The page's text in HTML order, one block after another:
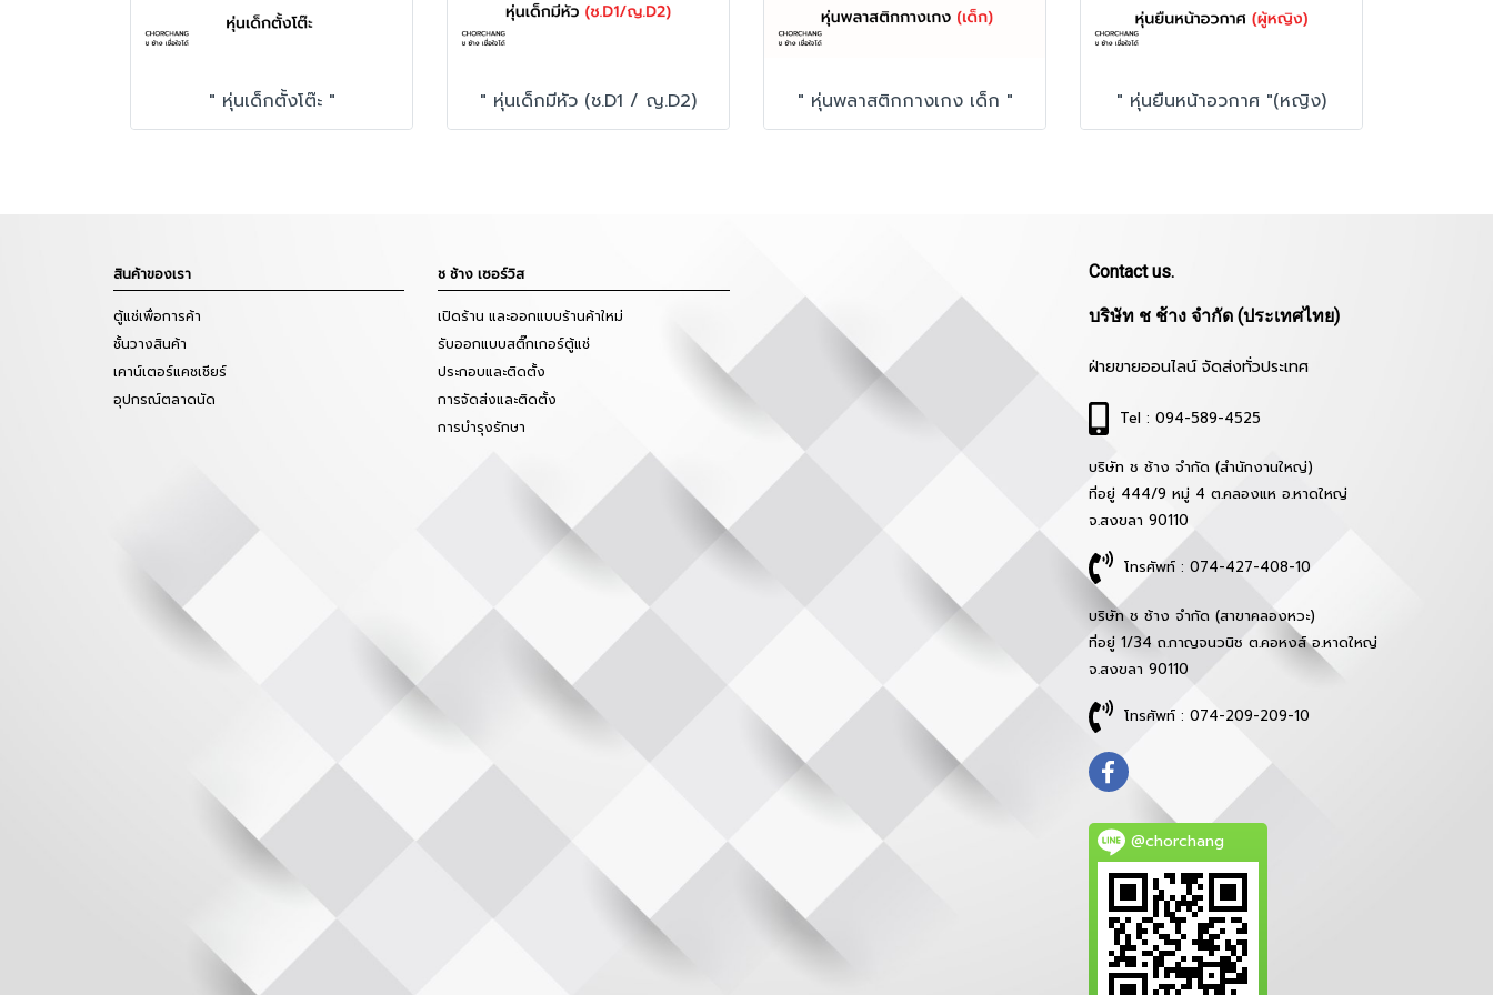
" หุ่นเด็กตั้งโต๊ะ " " หุ่นเด็กมีหัว (ช.D1 / ญ.D2) " หุ่นพลาสติกกางเกง เด็ก " " หุ่นยืนหน้าอวกาศ "(หญิง)
สินค้าของเรา
ตู้แช่เพื่อการค้า
ชั้นวางสินค้า
เคาน์เตอร์แคชเชียร์
อุปกรณ์ตลาดนัด
ช ช้าง เซอร์วิส
เปิดร้าน และออกแบบร้านค้าใหม่
รับออกแบบสติ๊กเกอร์ตู้แช่
ประกอบและติดตั้ง
การจัดส่งและติดตั้ง
การบำรุงรักษา
Contact us.
บริษัท ช ช้าง จำกัด (ประเทศไทย)
ฝ่ายขายออนไลน์ จัดส่งทั่วประเทศ
Tel : 094-589-4525
บริษัท ช ช้าง จำกัด (สำนักงานใหญ่)
ที่อยู่ 444/9 หมู่ 4 ต.คลองแห อ.หาดใหญ่
จ.สงขลา 90110
โทรศัพท์ : 074-427-408-10
บริษัท ช ช้าง จำกัด (สาขาคลองหวะ)
ที่อยู่ 1/34 ถ.กาญจนวนิช ต.คอหงส์ อ.หาดใหญ่
จ.สงขลา 90110
โทรศัพท์ : 074-209-209-10
@chorchang